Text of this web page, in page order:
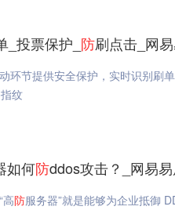
_投票保护_ 防刷点击_网
环节提供安全保护，实时识别刷
纹
如何防ddos攻击？_网易
防服务器”就是能够为企业抵御